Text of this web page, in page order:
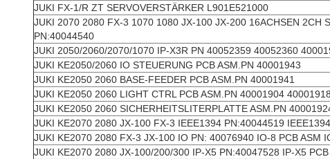
JUKI FX-1/R ZT SERVOVERSTÄRKER L901E521000
JUKI 2070 2080 FX-3 1070 1080 JX-100 JX-200 16ACHSEN 2CH
PN:40044540
JUKI 2050/2060/2070/1070 IP-X3R PN 40052359 40052360
JUKI KE2050/2060 IO STEUERUNG PCB ASM.PN 40001943
JUKI KE2050 2060 BASE-FEEDER PCB ASM.PN 40001941
JUKI KE2050 2060 LIGHT CTRL PCB ASM.PN 40001904 40001918
JUKI KE2050 2060 SICHERHEITSLITERPLATTE ASM.PN
JUKI KE2070 2080 JX-100 FX-3 IEEE1394 PN:40044519
JUKI KE2070 2080 FX-3 JX-100 IO PN: 40076940 IO-8 PCB ASM
JUKI KE2070 2080 JX-100/200/300 IP-X5 PN:40047528 IP-X5 PCB